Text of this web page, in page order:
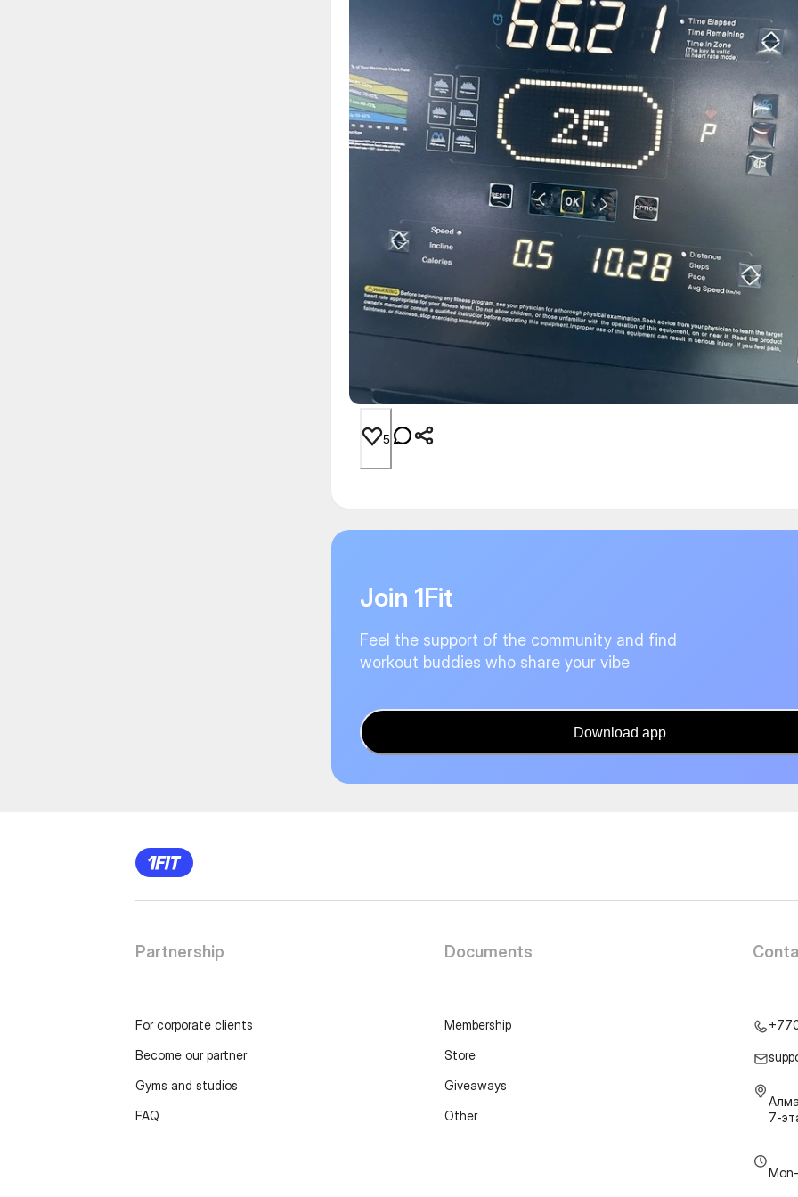
5
Join 1Fit
Feel the support of the community and find
workout buddies who share your vibe
Download app
Partnership
For corporate clients
Become our partner
Gyms and studios
FAQ
Documents
Membership
Store
Giveaways
Other
7-